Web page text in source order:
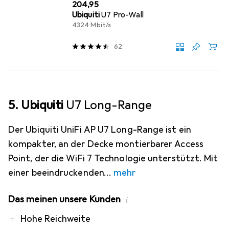
EUR
204,95
UbiquitiU7 Pro-Wall
4324 Mbit/s
62
5. Ubiquiti U7 Long-Range
Der Ubiquiti UniFi AP U7 Long-Range ist ein
kompakter, an der Decke montierbarer Access
Point, der die WiFi 7 Technologie unterstützt. Mit
einer beeindruckenden
mehr
Das meinen unsere Kunden i
ProHohe Reichweite